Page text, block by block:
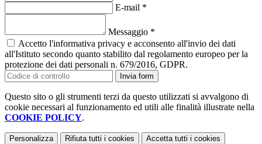
E-mail *
Messaggio *
Accetto l'informativa privacy e acconsento all'invio dei dati
all'Istituto secondo quanto stabilito dal regolamento europeo per la
protezione dei dati personali n. 679/2016, GDPR.
Invia form
Questo sito o gli strumenti terzi da questo utilizzati si avvalgono di
cookie necessari al funzionamento ed utili alle finalità illustrate nella
COOKIE POLICY.
Personalizza Rifiuta tutti i cookies Accetta tutti i cookies